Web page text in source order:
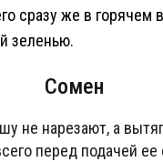
сразу же в
зеленью.
Сомен
не нарезают, а
перед подачей